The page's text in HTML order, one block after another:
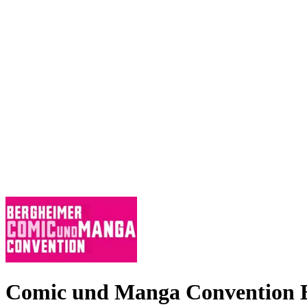
Comic und Manga Convention